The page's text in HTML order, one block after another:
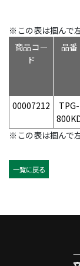
※この表は掴んで
商品コー
ド
品番
00007212
TPG-
※この表は掴んで
一覧に戻る